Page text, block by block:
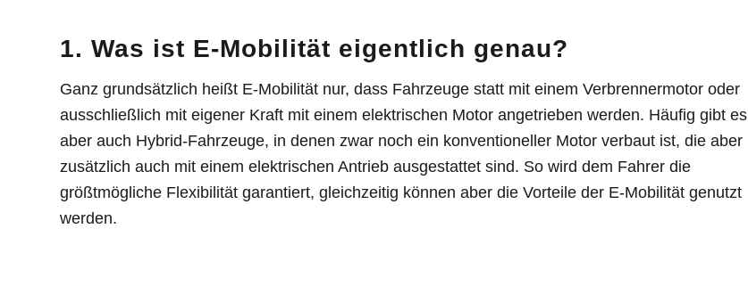
1. Was ist E-Mobilität eigentlich genau?
Ganz grundsätzlich heißt E-Mobilität nur, dass Fahrzeuge statt mit einem Verbrennermotor oder
ausschließlich mit eigener Kraft mit einem elektrischen Motor angetrieben werden. Häufig gibt es
aber auch Hybrid-Fahrzeuge, in denen zwar noch ein konventioneller Motor verbaut ist, die aber
zusätzlich auch mit einem elektrischen Antrieb ausgestattet sind. So wird dem Fahrer die
größtmögliche Flexibilität garantiert, gleichzeitig können aber die Vorteile der E-Mobilität genutzt
werden.